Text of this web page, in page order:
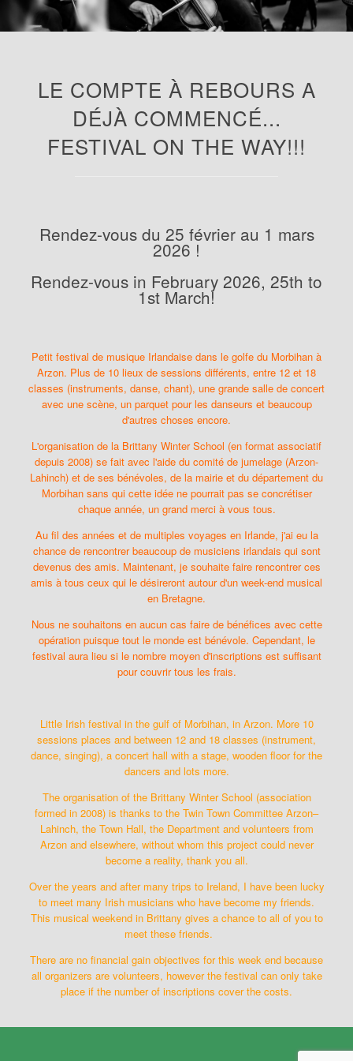
LE COMPTE À REBOURS A
DÉJÀ COMMENCÉ...
FESTIVAL ON THE WAY!!!
Rendez-vous du 25 février au 1 mars
2026 !
Rendez-vous in February 2026, 25th to
1st March!
Petit festival de musique Irlandaise dans le golfe du Morbihan à
Arzon. Plus de 10 lieux de sessions différents, entre 12 et 18
classes (instruments, danse, chant), une grande salle de concert
avec une scène, un parquet pour les danseurs et beaucoup
d'autres choses encore.
L'organisation de la Brittany Winter School (en format associatif
depuis 2008) se fait avec l'aide du comité de jumelage (Arzon-
Lahinch) et de ses bénévoles, de la mairie et du département du
Morbihan sans qui cette idée ne pourrait pas se concrétiser
chaque année, un grand merci à vous tous.
Au fil des années et de multiples voyages en Irlande, j'ai eu la
chance de rencontrer beaucoup de musiciens irlandais qui sont
devenus des amis. Maintenant, je souhaite faire rencontrer ces
amis à tous ceux qui le désireront autour d'un week-end musical
en Bretagne.
Nous ne souhaitons en aucun cas faire de bénéfices avec cette
opération puisque tout le monde est bénévole. Cependant, le
festival aura lieu si le nombre moyen d'inscriptions est suffisant
pour couvrir tous les frais.
Little Irish festival in the gulf of Morbihan, in Arzon. More 10
sessions places and between 12 and 18 classes (instrument,
dance, singing), a concert hall with a stage, wooden floor for the
dancers and lots more.
The organisation of the Brittany Winter School (association
formed in 2008) is thanks to the Twin Town Committee Arzon–
Lahinch, the Town Hall, the Department and volunteers from
Arzon and elsewhere, without whom this project could never
become a reality, thank you all.
Over the years and after many trips to Ireland, I have been lucky
to meet many Irish musicians who have become my friends.
This musical weekend in Brittany gives a chance to all of you to
meet these friends.
There are no financial gain objectives for this week end because
all organizers are volunteers, however the festival can only take
place if the number of inscriptions cover the costs.